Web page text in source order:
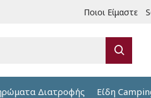
Ποιοι Είμαστε
Διατροφής Είδη